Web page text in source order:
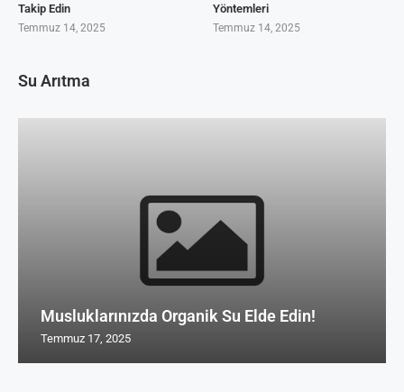
Takip Edin
Temmuz 14, 2025
Yöntemleri
Temmuz 14, 2025
Su Arıtma
Musluklarınızda Organik Su Elde Edin!
Temmuz 17, 2025